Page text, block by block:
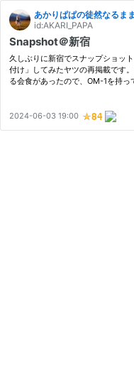
あかりぱぱの徒然なるま
id:AKARI_PAPA
Snapshot＠新宿
久しぶりに新宿でスナップショッ
付け」してみたヤツの再掲載です
る会食があったので、OM-1を持っ
2024-06-03 19:00